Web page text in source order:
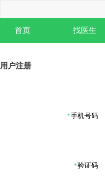
首页 找医生
用户注册
手机号码
验证码